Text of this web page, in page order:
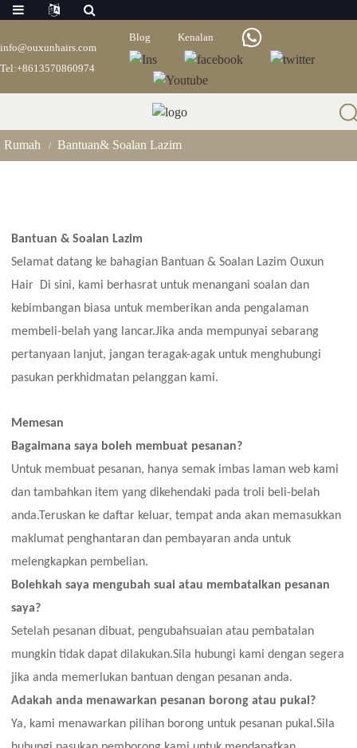
info@ouxunhairs.com
Tel:+8613570860974
Blog Kenalan
Bantuan& Soalan Lazim
Rumah Bantuan& Soalan Lazim
Bantuan & Soalan Lazim
Selamat datang ke bahagian Bantuan & Soalan Lazim Ouxun
Hair
Di sini, kami berhasrat untuk menangani soalan dan
kebimbangan biasa untuk memberikan anda pengalaman
membeli-belah yang lancar.Jika anda mempunyai sebarang
pertanyaan lanjut, jangan teragak-agak untuk menghubungi
pasukan perkhidmatan pelanggan kami.
Memesan
Bagaimana saya boleh membuat pesanan?
Untuk membuat pesanan, hanya semak imbas laman web kami
dan tambahkan item yang dikehendaki pada troli beli-belah
anda.Teruskan ke daftar keluar, tempat anda akan memasukkan
maklumat penghantaran dan pembayaran anda untuk
melengkapkan pembelian.
Bolehkah saya mengubah suai atau membatalkan pesanan
saya?
Setelah pesanan dibuat, pengubahsuaian atau pembatalan
mungkin tidak dapat dilakukan.Sila hubungi kami dengan segera
jika anda memerlukan bantuan dengan pesanan anda.
Adakah anda menawarkan pesanan borong atau pukal?
Ya, kami menawarkan pilihan borong untuk pesanan pukal.Sila